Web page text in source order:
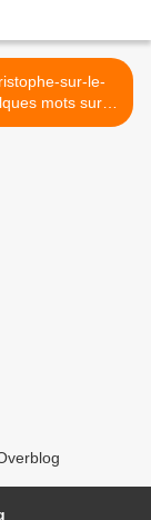
sur-le-
mots sur la
place Jehan d’Alluye >